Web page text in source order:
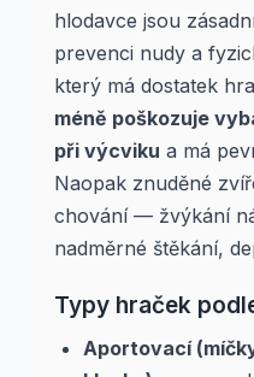
hlodavce jsou
prevenci nudy a
který má dostatek
méně poškozuje
při výcviku a má
Naopak znuděné
chování — žvýkání
nadměrné štěkání,
Typy hraček
Aportovací